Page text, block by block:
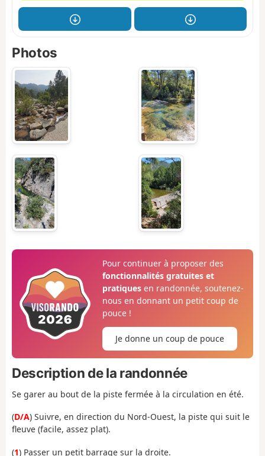
Photos
Pour continuer à proposer des
fonctionnalités gratuites et
pratiquesen randonnée, soutenez-
nous en donnant un petit coup de
pouce !
Je donne un coup de pouce
Description de la randonnée
Se garer au bout de la piste fermée à la circulation en été.
(D/A) Suivre, en direction du Nord-Ouest, la piste qui suit le
fleuve (facile, assez plat).
(1) Passer un petit barrage sur la droite.